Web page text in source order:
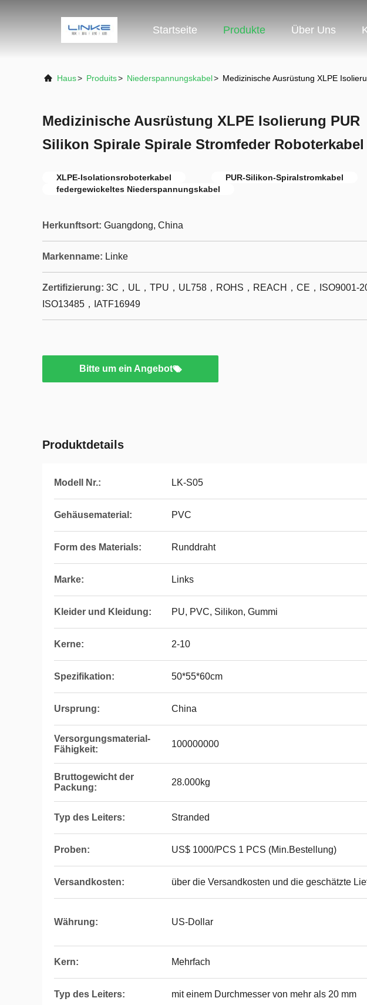
Startseite Produkte Über Uns
Haus> Produits> Niederspannungskabel> Medizinische Ausrüstung XLPE
Medizinische Ausrüstung XLPE Isolierung PUR
Silikon Spirale Spirale Stromfeder Roboterkabel
XLPE-Isolationsroboterkabel
PUR-Silikon-Spiralstromkabel
federgewickeltes Niederspannungskabel
Herkunftsort: Guangdong, China
Markenname: Linke
Zertifizierung: 3C，UL，TPU，UL758，ROHS，REACH，CE，ISO9001-
ISO13485，IATF16949
Bitte um ein Angebot
Produktdetails
Modell Nr.: LK-S05
Gehäusematerial: PVC
Form des Materials: Runddraht
Marke: Links
Kleider und Kleidung: PU, PVC, Silikon, Gummi
Kerne: 2-10
Spezifikation: 50*55*60cm
Ursprung: China
Versorgungsmaterial-
Fähigkeit:
100000000
Bruttogewicht der
Packung:
28.000kg
Typ des Leiters: Stranded
Proben: US$ 1000/PCS 1 PCS (Min.Bestellung)
Versandkosten: über die Versandkosten und die geschätzte
Währung: US-Dollar
Kern: Mehrfach
Typ des Leiters: mit einem Durchmesser von mehr als 20 mm